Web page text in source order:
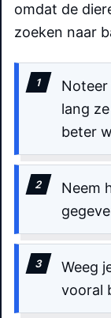
omdat de
zoeken naar
lang
beter
Neem
Weeg
vooral